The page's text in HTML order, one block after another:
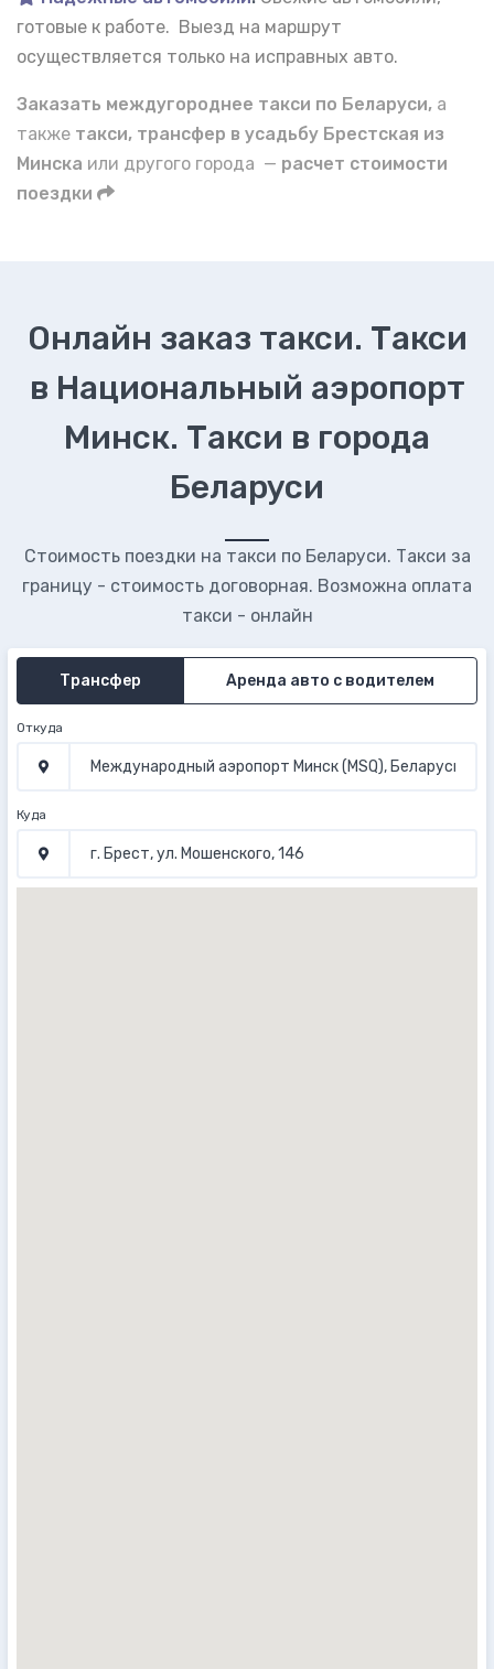
готовые к работе. Выезд на маршрут
осуществляется только на исправных авто.
Заказать междугороднее такси по Беларуси, а
также такси, трансфер в усадьбу Брестская из
Минска или другого города — расчет стоимости
поездки
Онлайн заказ такси. Такси
в Национальный аэропорт
Минск. Такси в города
Беларуси
Стоимость поездки на такси по Беларуси. Такси за
границу - стоимость договорная. Возможна оплата
такси - онлайн
Трансфер Аренда авто с водителем
Откуда
Куда